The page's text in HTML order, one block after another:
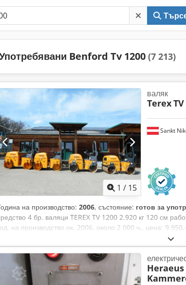
Benford Tv 1200 (7 213)
1 / 15
Sankt
валяк
Terex
на производство: 2006, състояние: готов за
4 бр. валяци TEREX TV 1200 2.920 кг 120 см
на производство ок. 2006, около 2 000 ч., цена:
ок. 2006, около 2 000 ч., цена: 9.950,--
год. на производство 2010, 1.213 ч., цена: 11.900,--
ок. 2007, 1.727 ч., цена: 10.900,-- без ДДС
Heraeus